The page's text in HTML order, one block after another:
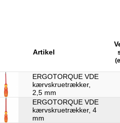
Artikel
ERGOTORQUE VDE
kærvskruetrækker,
2,5 mm
ERGOTORQUE VDE
kærvskruetrækker, 4
mm